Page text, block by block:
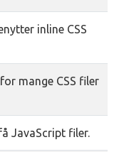
inline CSS
mange CSS filer
JavaScript filer.